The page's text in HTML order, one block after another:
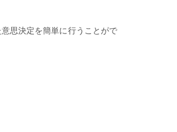
思決定を簡単に行うことがで